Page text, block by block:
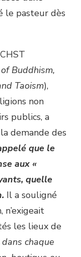
le pasteur dès
Buddhism,
Taoism),
non
publics, a
demande des
que le
aux «
quelle
Il a souligné
n’exigeait
les lieux de
chaque